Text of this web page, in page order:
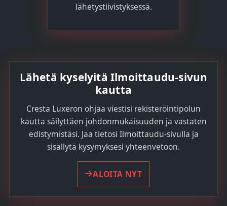
lähetystiivistyksessä.
Lähetä kyselyitä Ilmoittaudu-sivun
kautta
Cresta Luxeron ohjaa viestisi rekisteröintipolun
kautta säilyttäen johdonmukaisuuden ja vastaten
edistymistäsi. Jaa tietosi Ilmoittaudu-sivulla ja
sisällytä kysymyksesi yhteenvetoon.
ALOITA NYT